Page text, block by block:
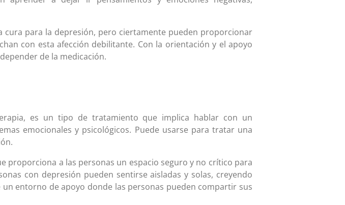
cura para la depresión, pero ciertamente pueden proporcionar
con esta afección debilitante. Con la orientación y el apoyo
de la medicación.
es un tipo de tratamiento que implica hablar con un
emocionales y psicológicos. Puede usarse para tratar una
proporciona a las personas un espacio seguro y no crítico para
con depresión pueden sentirse aisladas y solas, creyendo
entorno de apoyo donde las personas pueden compartir sus